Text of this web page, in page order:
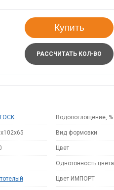
Купить
РАССЧИТАТЬ КОЛ-ВО
Водопоглощение, %
Вид формовки
Цвет
Однотонность цвета
Цвет ИМПОРТ